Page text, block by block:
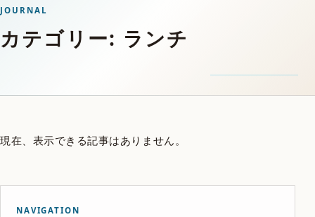
JOURNAL
カテゴリー: ランチ
現在、表示できる記事はありません。
NAVIGATION